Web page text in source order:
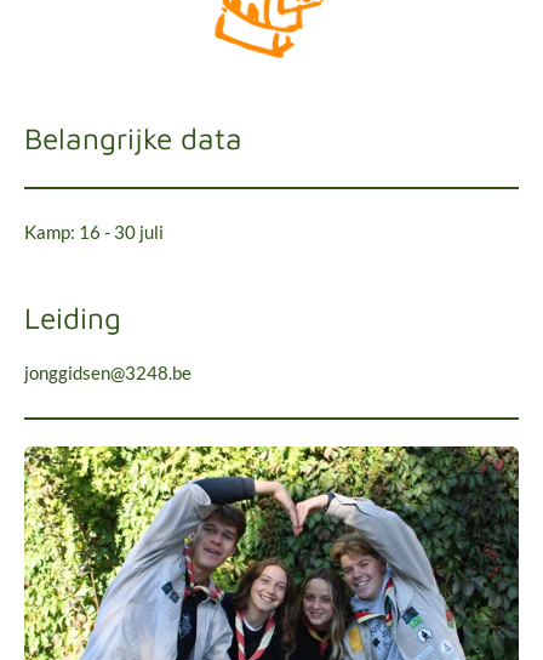
Belangrijke data
Kamp: 16 - 30 juli
Leiding
jonggidsen@3248.be